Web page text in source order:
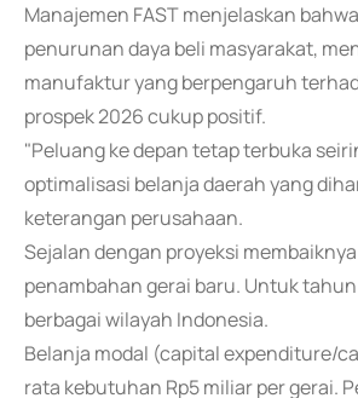
Manajemen FAST menjelaskan
penurunan daya beli masyarakat,
manufaktur yang berpengaruh
prospek 2026 cukup positif.
"Peluang ke depan tetap terbuka
optimalisasi belanja daerah yang
keterangan perusahaan.
Sejalan dengan proyeksi
penambahan gerai baru. Untuk
berbagai wilayah Indonesia.
Belanja modal (capital expenditure/
rata kebutuhan Rp5 miliar per gerai.